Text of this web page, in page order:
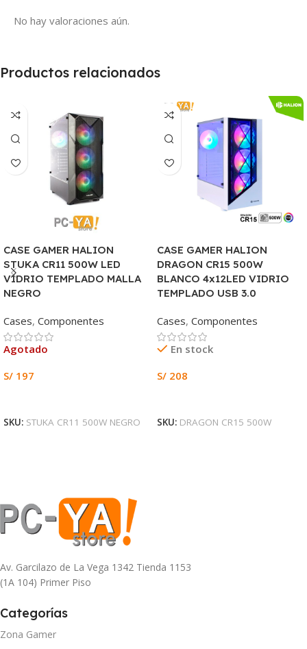
No hay valoraciones aún.
Productos relacionados
CASE GAMER HALION
STUKA CR11 500W LED
VIDRIO TEMPLADO MALLA
NEGRO
Cases, Componentes
Agotado
S/ 197
SKU: STUKA CR11 500W NEGRO
CASE GAMER HALION
DRAGON CR15 500W
BLANCO 4x12LED VIDRIO
TEMPLADO USB 3.0
Cases, Componentes
En stock
S/ 208
SKU: DRAGON CR15 500W
Av. Garcilazo de La Vega 1342 Tienda 1153
(1A 104) Primer Piso
Categorías
Zona Gamer